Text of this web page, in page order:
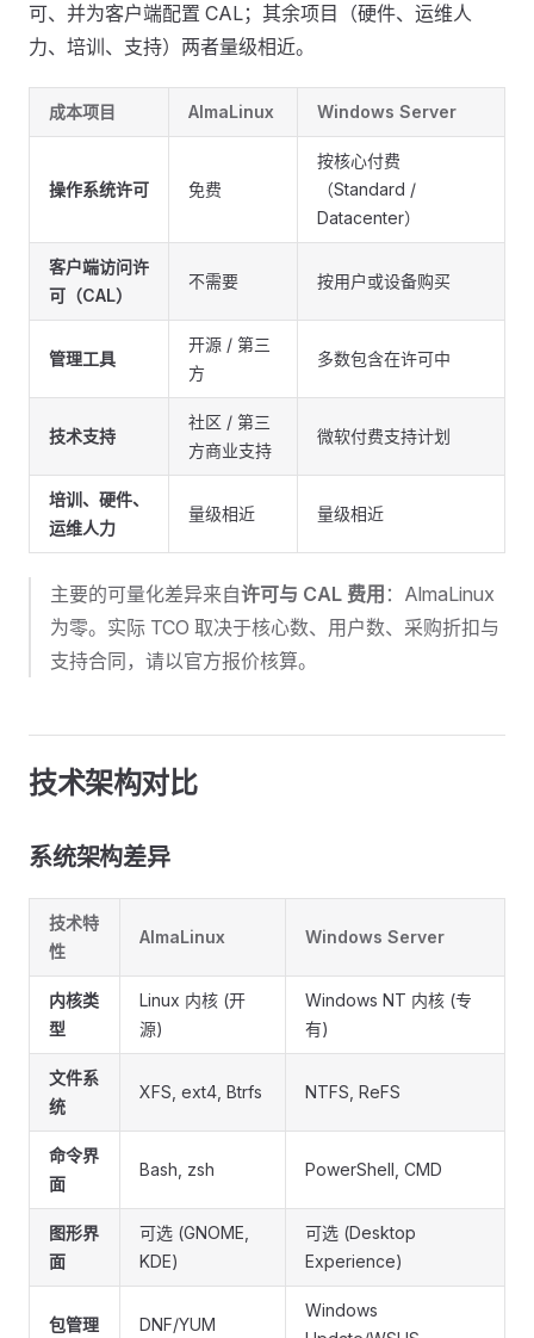
可、并为客户端配置 CAL；其余项目（硬件、运维人
力、培训、支持）两者量级相近。
成本项目 AlmaLinux Windows Server
操作系统许可 免费
按核心付费
（Standard /
Datacenter）
客户端访问许
可（CAL）
不需要 按用户或设备购买
管理工具
开源 / 第三
方
多数包含在许可中
技术支持
社区 / 第三
方商业支持
微软付费支持计划
培训、硬件、
运维人力
量级相近 量级相近
主要的可量化差异来自许可与 CAL 费用 ：AlmaLinux
为零。实际 TCO 取决于核心数、用户数、采购折扣与
支持合同，请以官方报价核算。
技术架构对比
系统架构差异
技术特
性
AlmaLinux Windows Server
内核类
型
Linux 内核 (开
源)
Windows NT 内核 (专
有)
文件系
统
XFS, ext4, Btrfs NTFS, ReFS
命令界
面
Bash, zsh PowerShell, CMD
图形界
面
可选 (GNOME,
KDE)
可选 (Desktop
Experience)
包管理 DNF/YUM
Windows